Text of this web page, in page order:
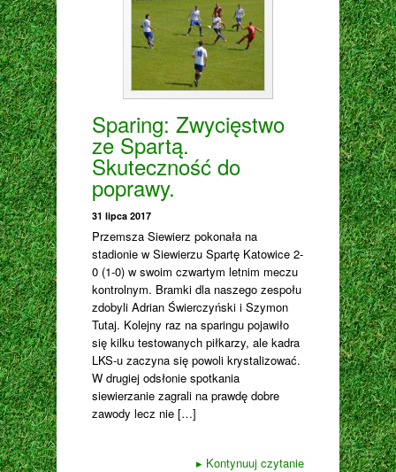
Sparing: Zwycięstwo
ze Spartą.
Skuteczność do
poprawy.
31 lipca 2017
Przemsza Siewierz pokonała na
stadionie w Siewierzu Spartę Katowice 2-
0 (1-0) w swoim czwartym letnim meczu
kontrolnym. Bramki dla naszego zespołu
zdobyli Adrian Świerczyński i Szymon
Tutaj. Kolejny raz na sparingu pojawiło
się kilku testowanych piłkarzy, ale kadra
LKS-u zaczyna się powoli krystalizować.
W drugiej odsłonie spotkania
siewierzanie zagrali na prawdę dobre
zawody lecz nie […]
▸ Kontynuuj czytanie